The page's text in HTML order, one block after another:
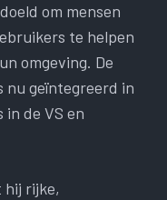
om mensen
te helpen
omgeving. De
nu geïntegreerd in
de VS en
hij rijke,